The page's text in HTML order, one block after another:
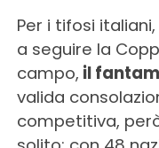
Per i tifosi
a seguire la
campo, il
valida
competitiva,